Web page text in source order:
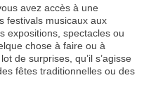
avez accès à une
festivals musicaux aux
expositions, spectacles ou
chose à faire ou à
de surprises, qu’il s’agisse
fêtes traditionnelles ou des